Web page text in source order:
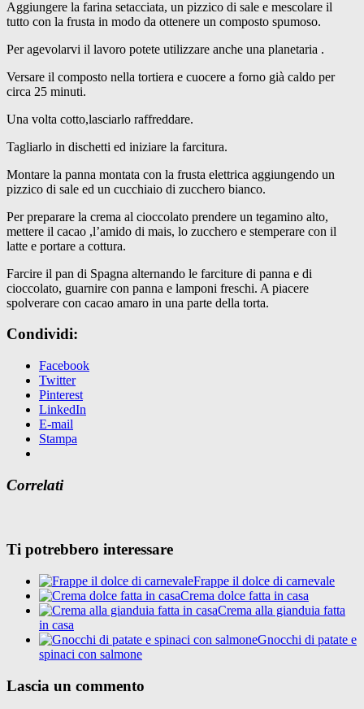
Aggiungere la farina setacciata, un pizzico di sale e mescolare il
tutto con la frusta in modo da ottenere un composto spumoso.
Per agevolarvi il lavoro potete utilizzare anche una planetaria .
Versare il composto nella tortiera e cuocere a forno già caldo per
circa 25 minuti.
Una volta cotto,lasciarlo raffreddare.
Tagliarlo in dischetti ed iniziare la farcitura.
Montare la panna montata con la frusta elettrica aggiungendo un
pizzico di sale ed un cucchiaio di zucchero bianco.
Per preparare la crema al cioccolato prendere un tegamino alto,
mettere il cacao ,l’amido di mais, lo zucchero e stemperare con il
latte e portare a cottura.
Farcire il pan di Spagna alternando le farciture di panna e di
cioccolato, guarnire con panna e lamponi freschi. A piacere
spolverare con cacao amaro in una parte della torta.
Condividi:
Facebook
Twitter
Pinterest
LinkedIn
E-mail
Stampa
Correlati
Ti potrebbero interessare
Frappe il dolce di carnevale
Crema dolce fatta in casa
Crema alla gianduia fatta
in casa
Gnocchi di patate e
spinaci con salmone
Lascia un commento